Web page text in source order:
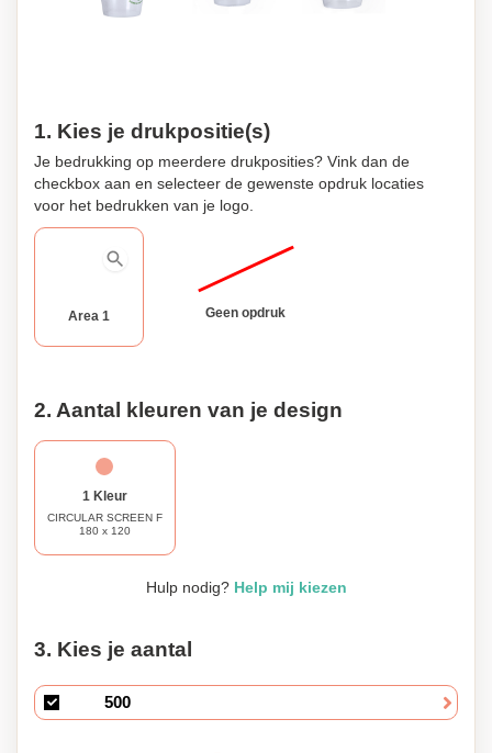
1. Kies je drukpositie(s)
Je bedrukking op meerdere drukposities? Vink dan de
checkbox aan en selecteer de gewenste opdruk locaties
voor het bedrukken van je logo.
Area 1 Geen opdruk
2. Aantal kleuren van je design
1 Kleur
CIRCULAR SCREEN F
180 x 120
Hulp nodig? Help mij kiezen
3. Kies je aantal